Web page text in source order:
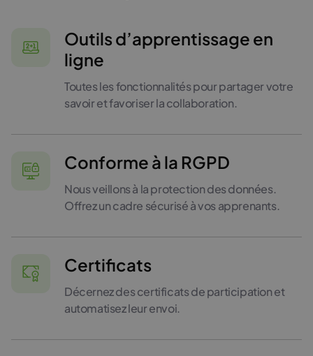
Outils d’apprentissage en
ligne
Toutes les fonctionnalités pour partager votre
savoir et favoriser la collaboration.
Conforme à la RGPD
Nous veillons à la protection des données.
Offrez un cadre sécurisé à vos apprenants.
Certificats
Décernez des certificats de participation et
automatisez leur envoi.